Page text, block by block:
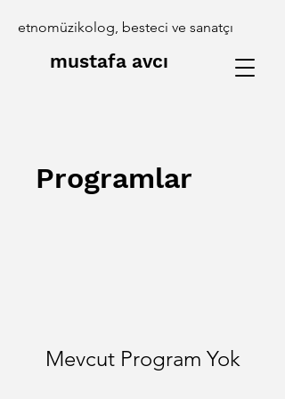
etnomüzikolog, besteci ve sanatçı
mustafa avcı
Programlar
Mevcut Program Yok